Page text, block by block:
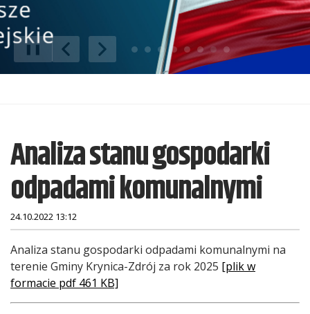
Poprzedni Element
Następny Element
❚❚
Analiza stanu gospodarki
odpadami komunalnymi
24.10.2022 13:12
Treść
Analiza stanu gospodarki odpadami komunalnymi na
terenie Gminy Krynica-Zdrój za rok 2025 [plik w
formacie pdf 461 KB]